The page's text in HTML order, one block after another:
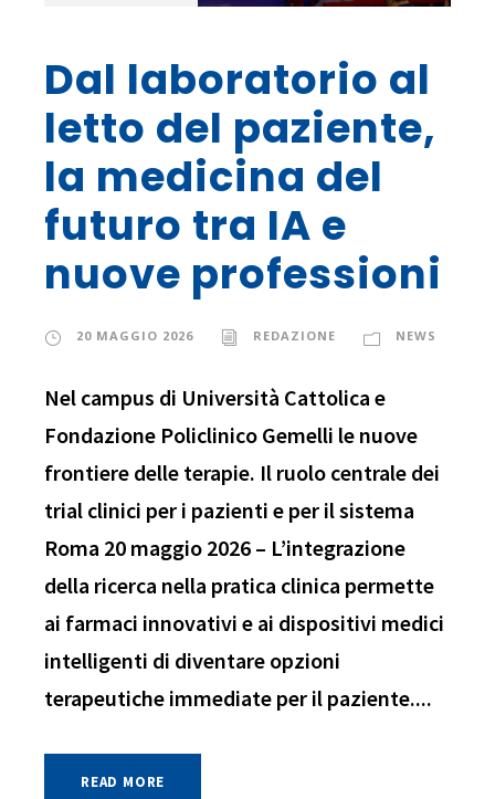
Dal laboratorio al
letto del paziente,
la medicina del
futuro tra IA e
nuove professioni
20 MAGGIO 2026 REDAZIONE NEWS
Nel campus di Università Cattolica e
Fondazione Policlinico Gemelli le nuove
frontiere delle terapie. Il ruolo centrale dei
trial clinici per i pazienti e per il sistema
Roma 20 maggio 2026 – L’integrazione
della ricerca nella pratica clinica permette
ai farmaci innovativi e ai dispositivi medici
intelligenti di diventare opzioni
terapeutiche immediate per il paziente....
READ MORE